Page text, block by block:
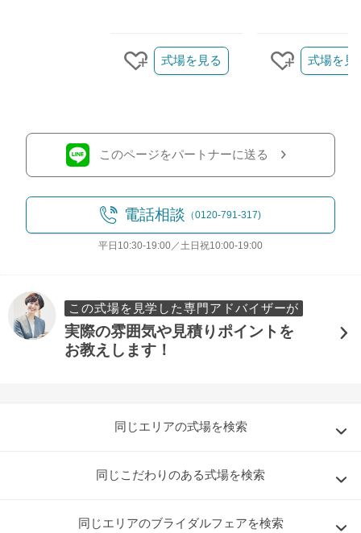
クリップする
式場を見る
クリップす
式場を見
このページをパートナーに送る
電話相談 （0120-791-317)
平日10:30-19:00／土日祝10:00-19:00
この式場を見学した専門アドバイザーが
実際の雰囲気や見積りポイントを
お教えします！
同じエリアの式場を検索
同じこだわりのある式場を検索
同じエリアのブライダルフェアを検索